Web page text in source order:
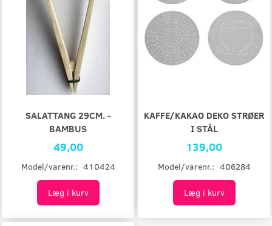
SALATTANG 29CM. -
BAMBUS
49,00
Model/varenr.: 410424
Læg i kurv
KAFFE/KAKAO DEKO STRØER
I STÅL
139,00
Model/varenr.: 406284
Læg i kurv